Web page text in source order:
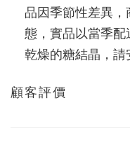
品因季節性差異
態，實品以當季
乾燥的糖結晶，請
顧客評價